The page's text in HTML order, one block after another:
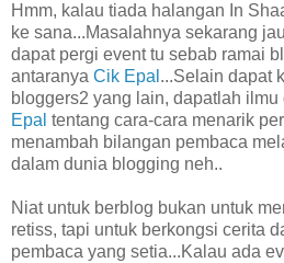
Hmm, kalau tiada halangan In
ke sana...Masalahnya sekarang
dapat pergi event tu sebab ramai
antaranya Cik Epal ...Selain dapat
bloggers2 yang lain, dapatlah
Epal tentang cara-cara menarik
menambah bilangan pembaca
dalam dunia blogging neh..
Niat untuk berblog bukan untuk
retiss, tapi untuk berkongsi cerita
pembaca yang setia...Kalau ada